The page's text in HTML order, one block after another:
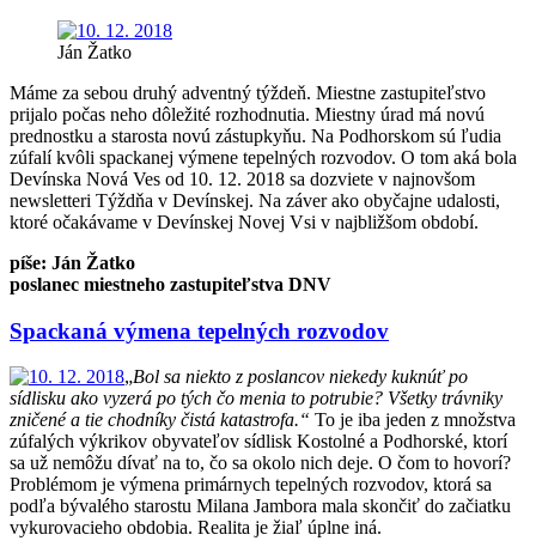
Ján Žatko
Máme za sebou druhý adventný týždeň. Miestne zastupiteľstvo
prijalo počas neho dôležité rozhodnutia. Miestny úrad má novú
prednostku a starosta novú zástupkyňu. Na Podhorskom sú ľudia
zúfalí kvôli spackanej výmene tepelných rozvodov. O tom aká bola
Devínska Nová Ves od 10. 12. 2018 sa dozviete v najnovšom
newsletteri Týždňa v Devínskej. Na záver ako obyčajne udalosti,
ktoré očakávame v Devínskej Novej Vsi v najbližšom období.
píše: Ján Žatko
poslanec miestneho zastupiteľstva DNV
Spackaná výmena tepelných rozvodov
„Bol sa niekto z poslancov niekedy kuknúť po
sídlisku ako vyzerá po tých čo menia to potrubie? Všetky trávniky
zničené a tie chodníky čistá katastrofa.“ To je iba jeden z množstva
zúfalých výkrikov obyvateľov sídlisk Kostolné a Podhorské, ktorí
sa už nemôžu dívať na to, čo sa okolo nich deje. O čom to hovorí?
Problémom je výmena primárnych tepelných rozvodov, ktorá sa
podľa bývalého starostu Milana Jambora mala skončiť do začiatku
vykurovacieho obdobia. Realita je žiaľ úplne iná.